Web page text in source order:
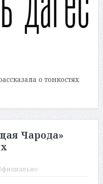
о тонкостях
Чарода»